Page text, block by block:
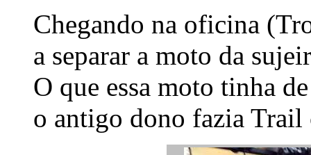
Chegando na oficina
a separar a moto da
O que essa moto tinha
o antigo dono fazia Trail